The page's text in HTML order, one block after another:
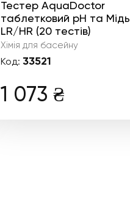
Тестер AquaDoctor
таблетковий pH та Мідь
LR/HR (20 тестів)
Хімія для басейну
Код: 33521
1 073 ₴